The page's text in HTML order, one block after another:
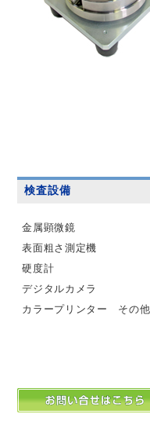
検査設備
金属顕微鏡
表面粗さ測定機
硬度計
デジタルカメラ
カラープリンター その他